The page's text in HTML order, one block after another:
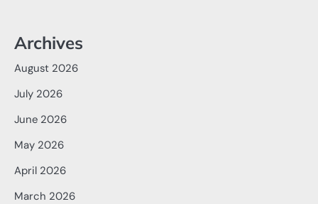
Archives
August 2026
July 2026
June 2026
May 2026
April 2026
March 2026